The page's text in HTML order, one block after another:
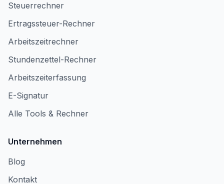
Steuerrechner
Ertragssteuer-Rechner
Arbeitszeitrechner
Stundenzettel-Rechner
Arbeitszeiterfassung
E-Signatur
Alle Tools & Rechner
Unternehmen
Blog
Kontakt